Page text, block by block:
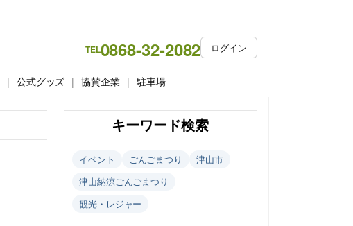
TEL0868-32-2082 ログイン
公式グッズ 協賛企業 駐車場
キーワード検索
イベント ごんごまつり
津山市
津山納涼ごんごまつり
観光・レジャー